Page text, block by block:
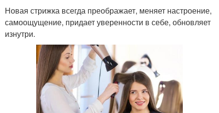
Новая стрижка всегда преображает, меняет настроение,
самоощущение, придает уверенности в себе, обновляет
изнутри.